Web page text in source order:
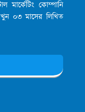
মার্কেটিং কোম্পানি
শিখুন ০৩ মাসের লিখিত